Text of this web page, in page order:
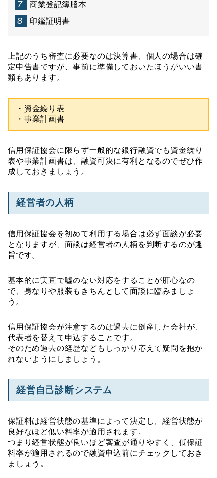
商業登記簿謄本
印鑑証明書
上記のうち審査に必要なのは決算書、個人の場合は確
定申告書ですが、事前に準備しておいたほうがいい書
類もあります。
・資金繰り表
・事業計画書
信用保証協会に限らず一般的な銀行融資でも資金繰り
表や事業計画書は、融資可決に有利となるのでぜひ作
成しておきましょう。
経営者の人柄
信用保証協会を初めて利用する場合は必ず面談が必要
となりますが、面談は経営者の人柄を判断するのが趣
旨です。
基本的に実直で嘘のない対応をすることが肝心なの
で、身なりや服装もきちんとして面談に臨みましょ
う。
信用保証協会が注意するのは過去に倒産した会社が、
代表者を替えて申込することです。
そのため過去の経歴などもしっかり応えて疑問を抱か
れないようにしましょう。
経営自己診断システム
保証料は経営状態の基準によって決定し、経営状態が
良好なほど低い料率が適用されます。
つまり経営状態が良いほど審査が通りやすく、低保証
料率が適用されるので融資申込前にチェックしておき
ましょう。